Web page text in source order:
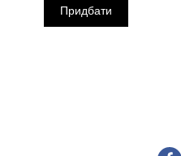
Придбати